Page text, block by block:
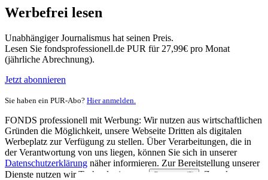
Werbefrei lesen
Unabhängiger Journalismus hat seinen Preis.
Lesen Sie fondsprofessionell.de PUR für 27,99€ pro Monat
(jährliche Abrechnung).
Jetzt abonnieren
Sie haben ein PUR-Abo? Hier anmelden.
FONDS professionell mit Werbung: Wir nutzen aus wirtschaftlichen
Gründen die Möglichkeit, unsere Webseite Dritten als digitalen
Werbeplatz zur Verfügung zu stellen. Über Verarbeitungen, die in
der Verantwortung von uns liegen, können Sie sich in unserer
Datenschutzerklärung näher informieren. Zur Bereitstellung unserer
Dienste nutzen wir Technologien von
Partnern (5)
. Zwecke: